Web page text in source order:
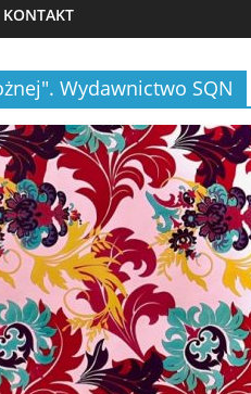
KONTAKT
Wydawnictwo SQN